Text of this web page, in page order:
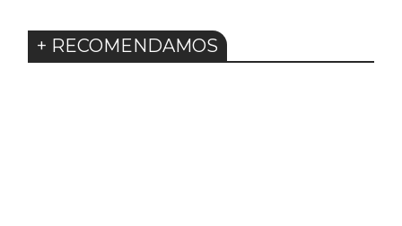
+ RECOMENDAMOS